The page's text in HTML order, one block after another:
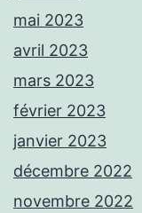
mai 2023
avril 2023
mars 2023
février 2023
janvier 2023
décembre 2022
novembre 2022